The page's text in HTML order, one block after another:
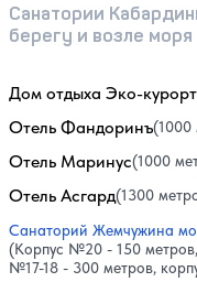
Санатории
берегу и возле моря
Дом отдыха Эко-
Отель Фандоринъ(1000
Отель Маринус(1000
Отель Асгард(1300
Санаторий Жемчужина
(Корпус №20 - 150
№17-18 - 300 метров,